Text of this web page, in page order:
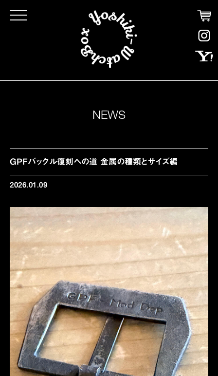
Click
NEWS
GPFバックル復刻への道 金属の種類とサイズ編
2026.01.09